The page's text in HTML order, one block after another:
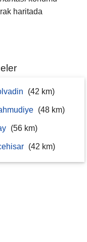
haritada
(42 km)
(48 km)
(56 km)
(42 km)